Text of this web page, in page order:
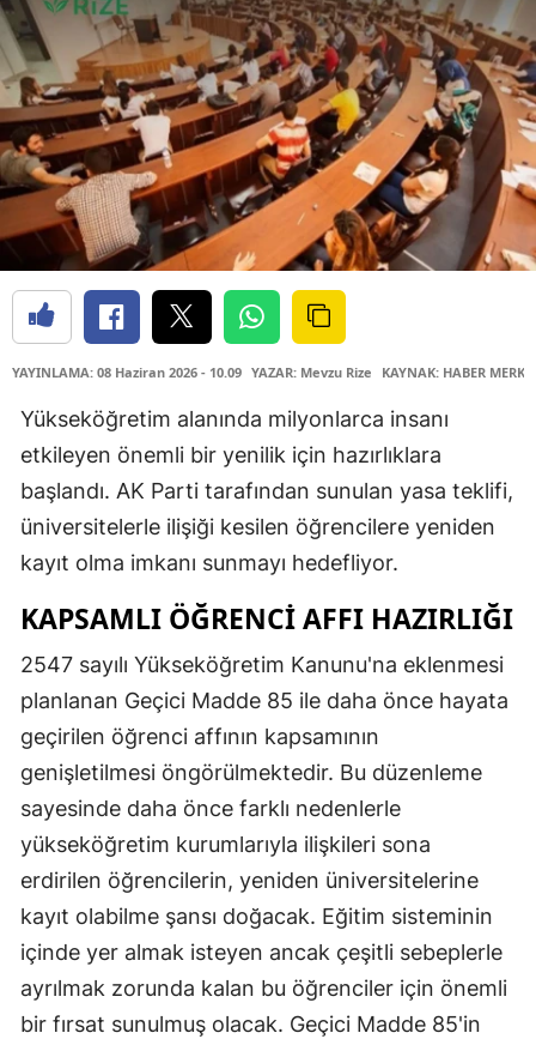
YAYINLAMA: 08 Haziran 2026 - 10.09 YAZAR: Mevzu Rize KAYNAK: HABER
Yükseköğretim alanında milyonlarca insanı
etkileyen önemli bir yenilik için hazırlıklara
başlandı. AK Parti tarafından sunulan yasa teklifi,
üniversitelerle ilişiği kesilen öğrencilere yeniden
kayıt olma imkanı sunmayı hedefliyor.
KAPSAMLI ÖĞRENCI AFFI HAZIRLIĞI
2547 sayılı Yükseköğretim Kanunu'na eklenmesi
planlanan Geçici Madde 85 ile daha önce hayata
geçirilen öğrenci affının kapsamının
genişletilmesi öngörülmektedir. Bu düzenleme
sayesinde daha önce farklı nedenlerle
yükseköğretim kurumlarıyla ilişkileri sona
erdirilen öğrencilerin, yeniden üniversitelerine
kayıt olabilme şansı doğacak. Eğitim sisteminin
içinde yer almak isteyen ancak çeşitli sebeplerle
ayrılmak zorunda kalan bu öğrenciler için önemli
bir fırsat sunulmuş olacak. Geçici Madde 85'in